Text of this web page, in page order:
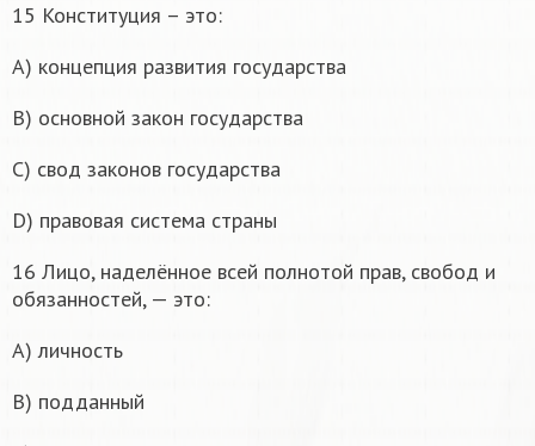
15 Конституция – это:
А) концепция развития государства
В) основной закон государства
С) свод законов государства
D) правовая система страны
16 Лицо, наделённое всей полнотой прав, свобод и
обязанностей, — это:
А) личность
В) подданный